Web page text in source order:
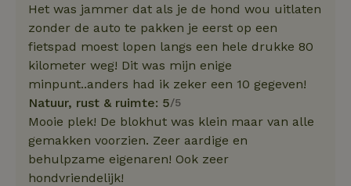
Het was jammer dat als je de hond wou uitlaten
zonder de auto te pakken je eerst op een
fietspad moest lopen langs een hele drukke 80
kilometer weg! Dit was mijn enige
minpunt..anders had ik zeker een 10 gegeven!
Natuur, rust & ruimte: 5/5
Mooie plek! De blokhut was klein maar van alle
gemakken voorzien. Zeer aardige en
behulpzame eigenaren! Ook zeer
hondvriendelijk!